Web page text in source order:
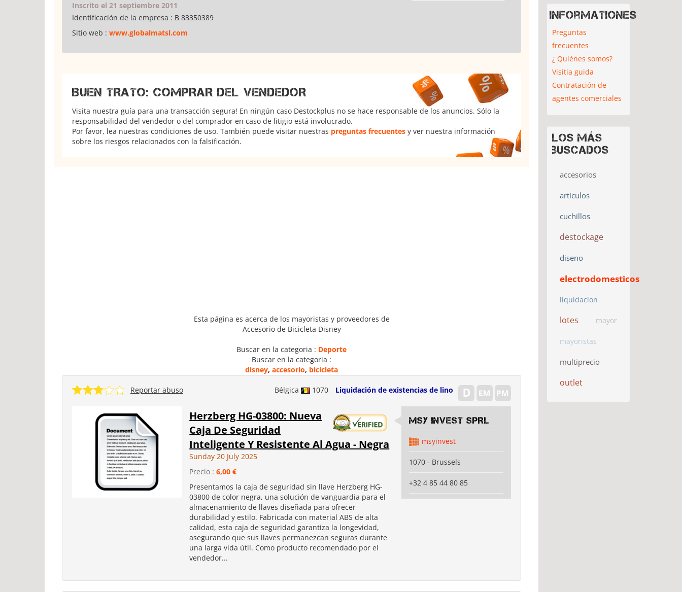
Inscrito el 21 septiembre 2011
Identificación de la empresa : B 83350389
Sitio web : www.globalmatsl.com
BUEN TRATO: COMPRAR DEL VENDEDOR
Visita nuestra guía para una transacción segura! En ningún caso Destockplus no se hace responsable de los anuncios. Sólo la
responsabilidad del vendedor o del comprador en caso de litigio está involucrado.
Por favor, lea nuestras condiciones de uso. También puede visitar nuestras preguntas frecuentes y ver nuestra información
sobre los riesgos relacionados con la falsificación.
Esta página es acerca de los mayoristas y proveedores de
Accesorio de Bicicleta Disney
Buscar en la categoria : Deporte
Buscar en la categoria :
disney, accesorio, bicicleta
Bélgica 1070 Liquidación de existencias de lino
Reportar abuso
Herzberg HG-03800: Nueva
Caja De Seguridad
Inteligente Y Resistente Al Agua - Negra
Sunday 20 July 2025
Precio :6,00 €
Presentamos la caja de seguridad sin llave Herzberg HG-
03800 de color negra, una solución de vanguardia para el
almacenamiento de llaves diseñada para ofrecer
durabilidad y estilo. Fabricada con material ABS de alta
calidad, esta caja de seguridad garantiza la longevidad,
asegurando que sus llaves permanezcan seguras durante
una larga vida útil. Como producto recomendado por el
vendedor...
MSY INVEST SPRL
msyinvest
1070 - Brussels
+32 4 85 44 80 85
Informationes
Preguntas
frecuentes
¿ Quiénes somos?
Visitia guida
Contratación de
agentes comerciales
Los más
buscados
accesorios
artículos
cuchillos
destockage
diseno
electrodomesticos
liquidacion
lotes mayor
mayoristas
multiprecio
outlet